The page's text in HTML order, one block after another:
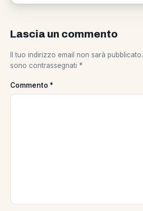
Lascia un commento
Il tuo indirizzo email non sarà pubblicato.
sono contrassegnati *
Commento *